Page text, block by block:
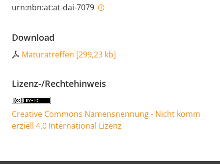
urn:nbn:at:at-dai-7079
Download
Maturatreffen [299,23 kb]
Lizenz-/Rechtehinweis
Creative Commons Namensnennung - Nicht komm
erziell 4.0 International Lizenz